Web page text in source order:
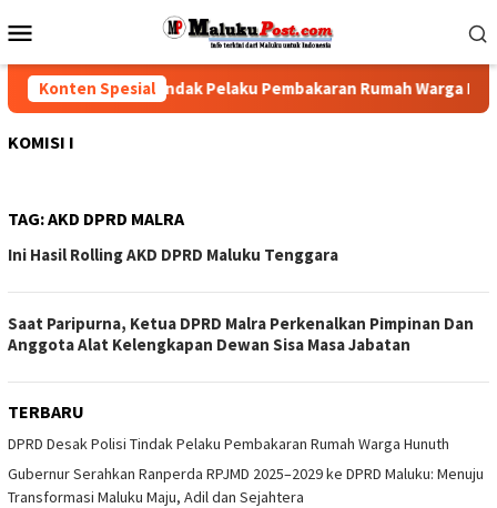
ke
Mobile
Konten Spesial
Desak Polisi Tindak Pelaku Pembakaran Rumah Warga
KOMISI I
TAG:AKD DPRD MALRA
Ini Hasil Rolling AKD DPRD Maluku Tenggara
Saat Paripurna, Ketua DPRD Malra Perkenalkan Pimpinan Dan
Anggota Alat Kelengkapan Dewan Sisa Masa Jabatan
TERBARU
DPRD Desak Polisi Tindak Pelaku Pembakaran Rumah Warga Hunuth
Gubernur Serahkan Ranperda RPJMD 2025–2029 ke DPRD Maluku: Menuju
Transformasi Maluku Maju, Adil dan Sejahtera